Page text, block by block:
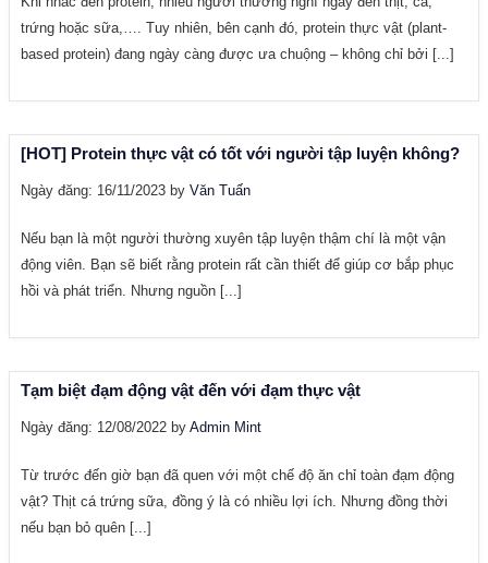
trứng hoặc sữa,…. Tuy nhiên, bên cạnh đó, protein thực vật (plant-
based protein) đang ngày càng được ưa chuộng – không chỉ bởi [...]
[HOT] Protein thực vật có tốt với người tập luyện không?
Ngày đăng: 16/11/2023 by Văn Tuấn
Nếu bạn là một người thường xuyên tập luyện thậm chí là một vận
động viên. Bạn sẽ biết rằng protein rất cần thiết để giúp cơ bắp phục
hồi và phát triển. Nhưng nguồn [...]
Tạm biệt đạm động vật đến với đạm thực vật
Ngày đăng: 12/08/2022 by Admin Mint
Từ trước đến giờ bạn đã quen với một chế độ ăn chỉ toàn đạm động
vật? Thịt cá trứng sữa, đồng ý là có nhiều lợi ích. Nhưng đồng thời
nếu bạn bỏ quên [...]